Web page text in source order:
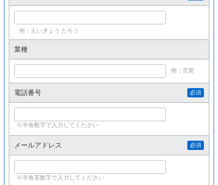
例：えいぎょう たろう
業種
例：営業
電話番号 必須
※半角数字で入力してください
メールアドレス 必須
※半角英数字で入力してください